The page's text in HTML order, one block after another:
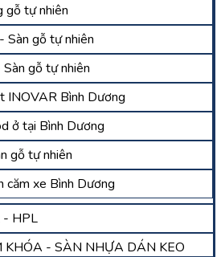
gỗ tự nhiên
Sàn gỗ tự nhiên
gỗ tự nhiên
INOVAR Bình Dương
ở tại Bình Dương
gỗ tự nhiên
căm xe Bình Dương
- HPL
- SÀN NHỰA DÁN KEO